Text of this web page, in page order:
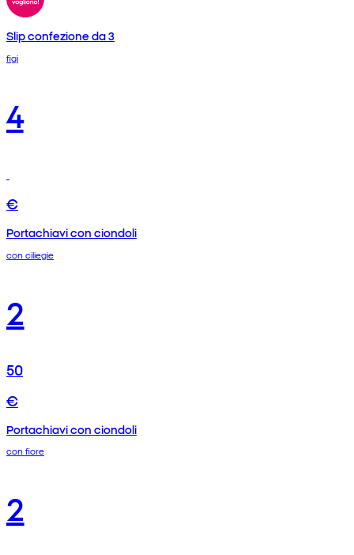
Slip confezione da 3
figi
4
€
Portachiavi con ciondoli
con ciliegie
2
50
€
Portachiavi con ciondoli
con fiore
2